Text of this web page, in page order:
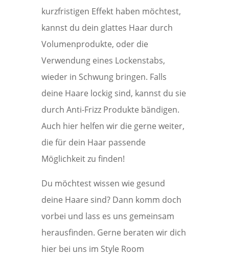
kurzfristigen Effekt haben möchtest,
kannst du dein glattes Haar durch
Volumenprodukte, oder die
Verwendung eines Lockenstabs,
wieder in Schwung bringen. Falls
deine Haare lockig sind, kannst du sie
durch Anti-Frizz Produkte bändigen.
Auch hier helfen wir die gerne weiter,
die für dein Haar passende
Möglichkeit zu finden!
Du möchtest wissen wie gesund
deine Haare sind? Dann komm doch
vorbei und lass es uns gemeinsam
herausfinden. Gerne beraten wir dich
hier bei uns im Style Room